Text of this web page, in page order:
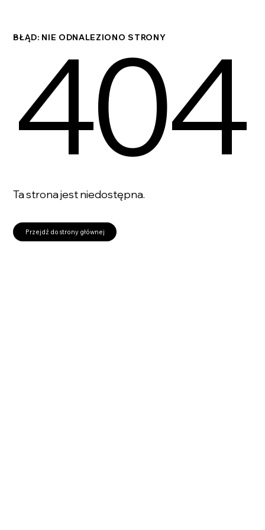
BŁĄD: NIE ODNALEZIONO STRONY
404
Ta strona jest niedostępna.
Przejdź do strony głównej